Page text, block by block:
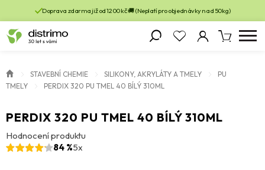
Doprava zdarma již od 1200 kč 🚚 (Neplatí pro objednávky nad 50kg)
STAVEBNÍ CHEMIE SILIKONY, AKRYLÁTY A TMELY
PU
TMELY
PERDIX 320 PU TMEL 40 BÍLÝ 310ML
PERDIX 320 PU TMEL 40 BÍLÝ 310ML
Hodnocení produktu
84 %5x